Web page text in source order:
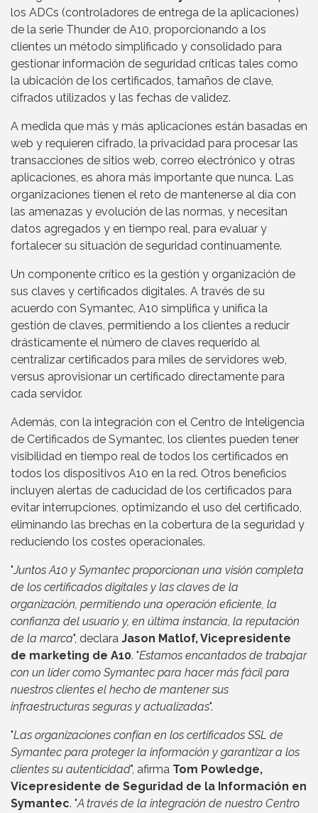
los ADCs (controladores de entrega de la aplicaciones)
de la serie Thunder de A10, proporcionando a los
clientes un método simplificado y consolidado para
gestionar información de seguridad críticas tales como
la ubicación de los certificados, tamaños de clave,
cifrados utilizados y las fechas de validez.
A medida que más y más aplicaciones están basadas en
web y requieren cifrado, la privacidad para procesar las
transacciones de sitios web, correo electrónico y otras
aplicaciones, es ahora más importante que nunca. Las
organizaciones tienen el reto de mantenerse al día con
las amenazas y evolución de las normas, y necesitan
datos agregados y en tiempo real, para evaluar y
fortalecer su situación de seguridad continuamente.
Un componente crítico es la gestión y organización de
sus claves y certificados digitales. A través de su
acuerdo con Symantec, A10 simplifica y unifica la
gestión de claves, permitiendo a los clientes a reducir
drásticamente el número de claves requerido al
centralizar certificados para miles de servidores web,
versus aprovisionar un certificado directamente para
cada servidor.
Además, con la integración con el Centro de Inteligencia
de Certificados de Symantec, los clientes pueden tener
visibilidad en tiempo real de todos los certificados en
todos los dispositivos A10 en la red. Otros beneficios
incluyen alertas de caducidad de los certificados para
evitar interrupciones, optimizando el uso del certificado,
eliminando las brechas en la cobertura de la seguridad y
reduciendo los costes operacionales.
"Juntos A10 y Symantec proporcionan una visión completa
de los certificados digitales y las claves de la
organización, permitiendo una operación eficiente, la
confianza del usuario y, en última instancia, la reputación
de la marca", declara Jason Matlof, Vicepresidente
de marketing de A10. "Estamos encantados de trabajar
con un líder como Symantec para hacer más fácil para
nuestros clientes el hecho de mantener sus
infraestructuras seguras y actualizadas".
"Las organizaciones confían en los certificados SSL de
Symantec para proteger la información y garantizar a los
clientes su autenticidad", afirma Tom Powledge,
Vicepresidente de Seguridad de la Información en
Symantec. "A través de la integración de nuestro Centro